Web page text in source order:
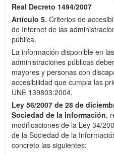
Real Decreto 1494/2007
Artículo 5. Criterios de
de Internet de las
pública.
La información disponible en
administraciones públicas
mayores y personas con
accesibilidad que cumpla las
UNE 139803:2004.
Ley 56/2007 de 28 de
Sociedad de la Información,
modificaciones de la Ley 34/
de la Sociedad de la
concreto las siguientes: